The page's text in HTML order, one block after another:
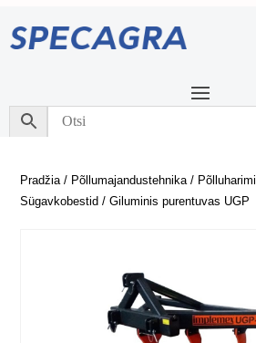
Pradžia/ Põllumajandustehnika/
Sügavkobestid / Giluminis purentuvas UGP